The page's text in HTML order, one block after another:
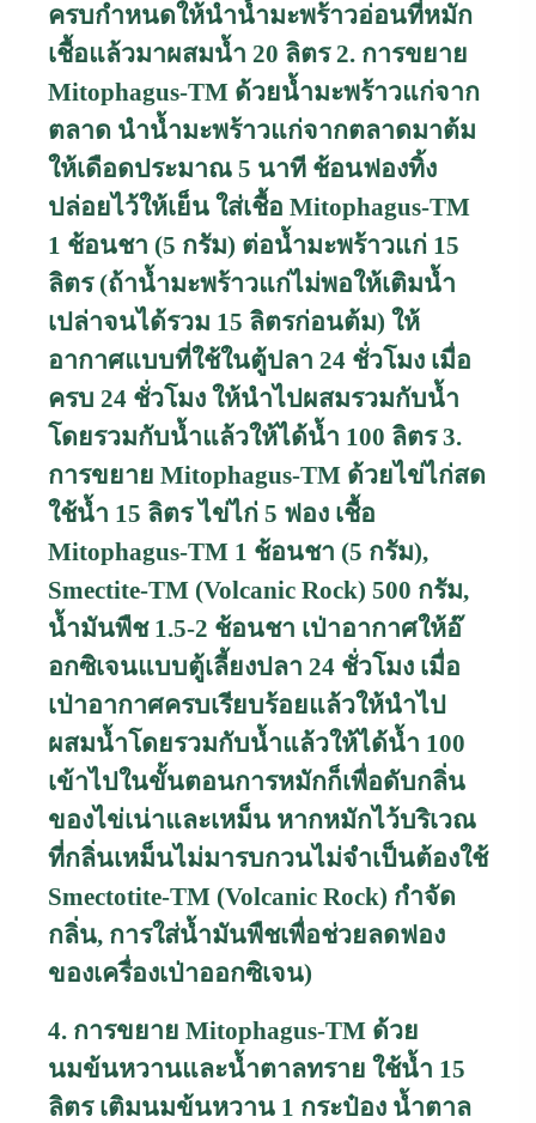
ครบกำหนดให้นำน้ำมะพร้าวอ่อนที่หมัก
เชื้อแล้วมาผสมน้ำ 20 ลิตร2. การขยาย
Mitophagus-TM ด้วยน้ำมะพร้าวแก่จาก
ตลาด นำน้ำมะพร้าวแก่จากตลาดมาต้ม
ให้เดือดประมาณ 5 นาที ช้อนฟองทิ้ง
ปล่อยไว้ให้เย็น ใส่เชื้อ Mitophagus-TM
1 ช้อนชา (5 กรัม) ต่อน้ำมะพร้าวแก่ 15
ลิตร (ถ้าน้ำมะพร้าวแก่ไม่พอให้เติมน้ำ
เปล่าจนได้รวม 15 ลิตรก่อนต้ม) ให้
อากาศแบบที่ใช้ในตู้ปลา 24 ชั่วโมง เมื่อ
ครบ 24 ชั่วโมง ให้นำไปผสมรวมกับน้ำ
โดยรวมกับน้ำแล้วให้ได้น้ำ 100 ลิตร3.
การขยาย Mitophagus-TM ด้วยไข่ไก่สด
ใช้น้ำ 15 ลิตร ไข่ไก่ 5 ฟอง เชื้อ
Mitophagus-TM 1 ช้อนชา (5 กรัม),
Smectite-TM (Volcanic Rock) 500 กรัม,
น้ำมันพืช 1.5-2 ช้อนชา เป่าอากาศให้อ๊
อกซิเจนแบบตู้เลี้ยงปลา 24 ชั่วโมง เมื่อ
เป่าอากาศครบเรียบร้อยแล้วให้นำไป
ผสมน้ำโดยรวมกับน้ำแล้วให้ได้น้ำ 100
เข้าไปในขั้นตอนการหมักก็เพื่อดับกลิ่น
ของไข่เน่าและเหม็น หากหมักไว้บริเวณ
ที่กลิ่นเหม็นไม่มารบกวนไม่จำเป็นต้องใช้
Smectotite-TM (Volcanic Rock) กำจัด
กลิ่น, การใส่น้ำมันพืชเพื่อช่วยลดฟอง
ของเครื่องเป่าออกซิเจน)
4. การขยาย Mitophagus-TM ด้วย
นมข้นหวานและน้ำตาลทราย ใช้น้ำ 15
ลิตร เติมนมข้นหวาน 1 กระป๋อง น้ำตาล